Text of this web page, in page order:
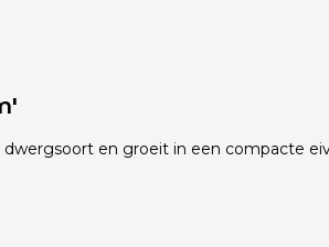
en groeit in een compacte